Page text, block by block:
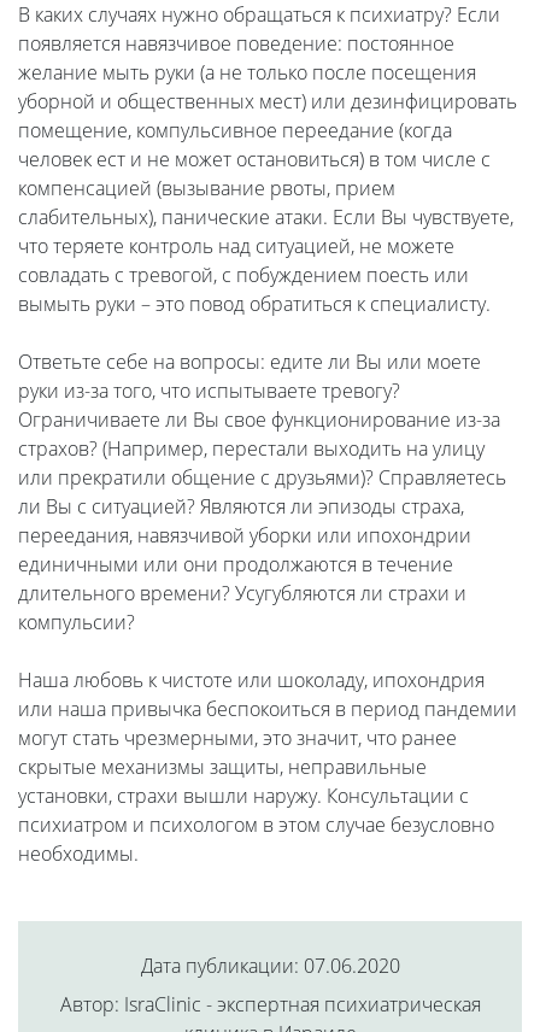
В каких случаях нужно обращаться к психиатру? Если
появляется навязчивое поведение: постоянное
желание мыть руки (а не только после посещения
уборной и общественных мест) или дезинфицировать
помещение, компульсивное переедание (когда
человек ест и не может остановиться) в том числе с
компенсацией (вызывание рвоты, прием
слабительных), панические атаки. Если Вы чувствуете,
что теряете контроль над ситуацией, не можете
совладать с тревогой, с побуждением поесть или
вымыть руки – это повод обратиться к специалисту.
Ответьте себе на вопросы: едите ли Вы или моете
руки из-за того, что испытываете тревогу?
Ограничиваете ли Вы свое функционирование из-за
страхов? (Например, перестали выходить на улицу
или прекратили общение с друзьями)? Справляетесь
ли Вы с ситуацией? Являются ли эпизоды страха,
переедания, навязчивой уборки или ипохондрии
единичными или они продолжаются в течение
длительного времени? Усугубляются ли страхи и
компульсии?
Наша любовь к чистоте или шоколаду, ипохондрия
или наша привычка беспокоиться в период пандемии
могут стать чрезмерными, это значит, что ранее
скрытые механизмы защиты, неправильные
установки, страхи вышли наружу. Консультации с
психиатром и психологом в этом случае безусловно
необходимы.
Дата публикации: 07.06.2020
Автор: IsraClinic - экспертная психиатрическая